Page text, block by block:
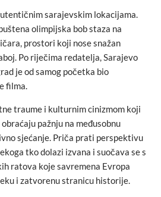
sarajevskim lokacijama.
olimpijska bob staza na
prostori koji nose snažan
Po riječima redatelja, Sarajevo
je od samog početka bio
filma.
traume i kulturnim cinizmom koji
pažnju na međusobnu
sjećanje. Priča prati perspektivu
tko dolazi izvana i suočava se s
ratova koje savremena Evropa
i zatvorenu stranicu historije.